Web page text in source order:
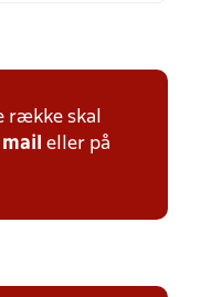
række skal
mail eller på